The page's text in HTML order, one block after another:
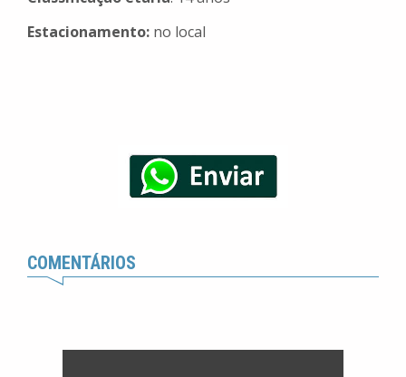
Estacionamento: no local
COMENTÁRIOS